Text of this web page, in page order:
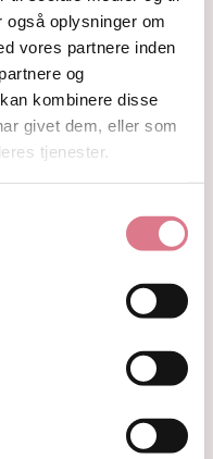
oplysninger om
vores partnere inden
og
kombinere disse
givet dem, eller som
tjenester.